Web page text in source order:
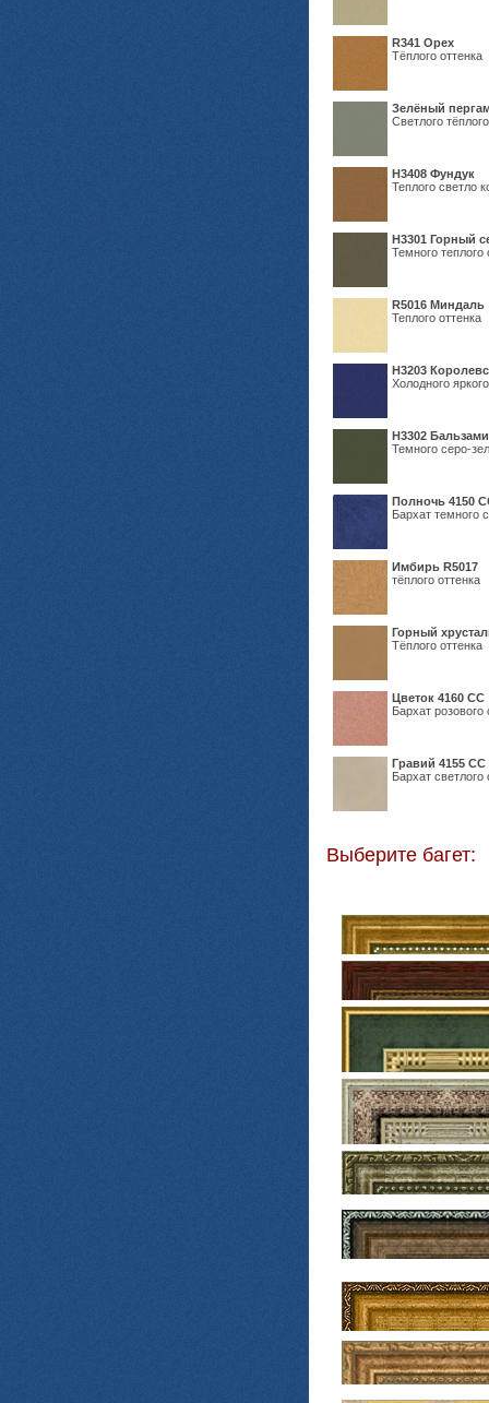
R341 Орех
Тёплого оттенка
Зелёный
Светлого
Н3408 Фундук
Теплого светло
Н3301 Горный
Темного теплого
R5016 Миндаль
Теплого оттенка
Н3203
Холодного
Н3302
Темного серо-
Полночь 4150
Бархат темного
Имбирь R5017
тёплого оттенка
Горный
Тёплого оттенка
Цветок 4160 СС
Бархат розового
Гравий 4155 СС
Бархат светлого
Выберите багет: